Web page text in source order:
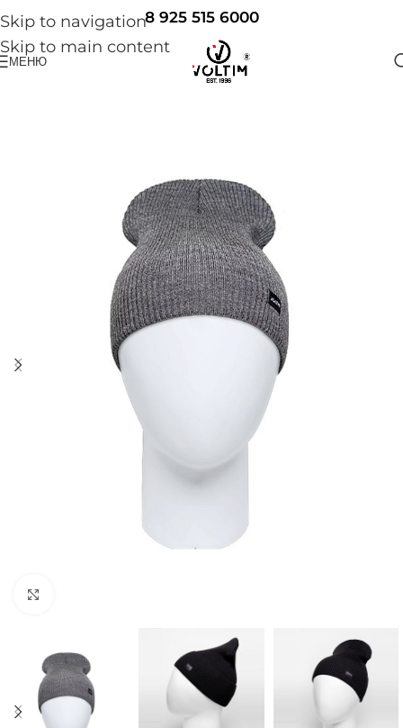
Skip to navigation
Skip to main content
8 925 515 6000
МЕНЮ